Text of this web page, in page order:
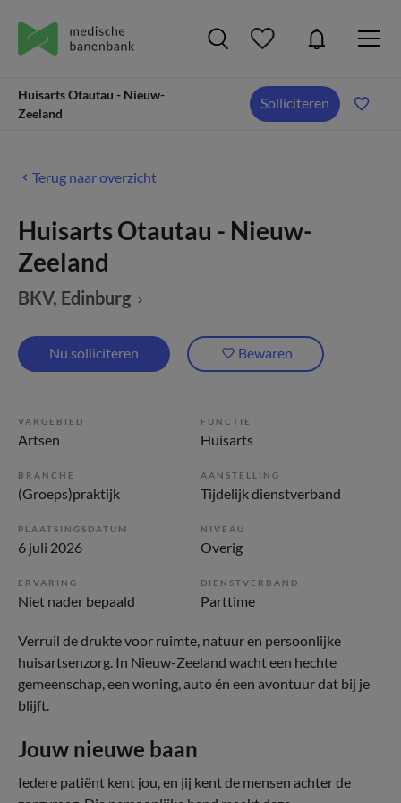
Huisarts Otautau - Nieuw-
Zeeland
Solliciteren
Terug naar overzicht
Huisarts Otautau - Nieuw-
Zeeland
BKV, Edinburg
Nu solliciteren Bewaren
VAKGEBIED
Artsen
FUNCTIE
Huisarts
BRANCHE
(Groeps)praktijk
AANSTELLING
Tijdelijk dienstverband
PLAATSINGSDATUM
6 juli 2026
NIVEAU
Overig
ERVARING
Niet nader bepaald
DIENSTVERBAND
Parttime
Verruil de drukte voor ruimte, natuur en persoonlijke
huisartsenzorg. In Nieuw-Zeeland wacht een hechte
gemeenschap, een woning, auto én een avontuur dat bij je
blijft.
Jouw nieuwe baan
Iedere patiënt kent jou, en jij kent de mensen achter de